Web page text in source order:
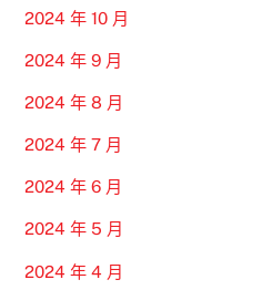
2024 年 10 月
2024 年 9 月
2024 年 8 月
2024 年 7 月
2024 年 6 月
2024 年 5 月
2024 年 4 月